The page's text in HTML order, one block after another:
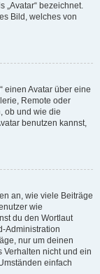
„Avatar“ bezeichnet.
Bild, welches von
einen Avatar über eine
Remote oder
ob und wie die
benutzen kannst,
an, wie viele Beiträge
wie
du den Wortlaut
Administration
nur um deinen
nicht und ein
einfach